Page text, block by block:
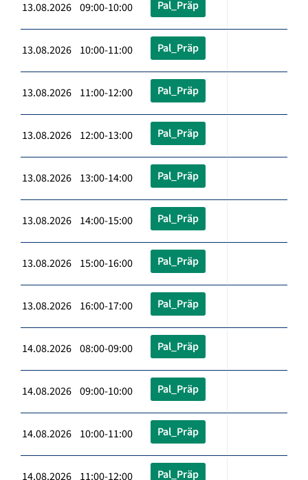
13.08.2026 09:00-10:00 Pal_Präp
13.08.2026 10:00-11:00 Pal_Präp
13.08.2026 11:00-12:00 Pal_Präp
13.08.2026 12:00-13:00 Pal_Präp
13.08.2026 13:00-14:00 Pal_Präp
13.08.2026 14:00-15:00 Pal_Präp
13.08.2026 15:00-16:00 Pal_Präp
13.08.2026 16:00-17:00 Pal_Präp
14.08.2026 08:00-09:00 Pal_Präp
14.08.2026 09:00-10:00 Pal_Präp
14.08.2026 10:00-11:00 Pal_Präp
14.08.2026 11:00-12:00 Pal_Präp